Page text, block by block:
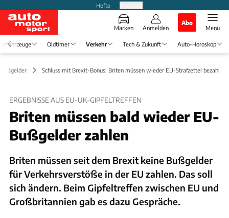
Hefte
Marken Anmelden
Abo
Menü
Oldtimer Verkehr Tech & Zukunft Auto-Horoskop
Bußgelder Schluss mit Brexit-Bonus: Briten müssen wieder EU-Strafzettel bezahlen
ERGEBNISSE AUS EU-UK-GIPFELTREFFEN
Briten müssen bald wieder EU-
Bußgelder zahlen
Briten müssen seit dem Brexit keine Bußgelder
für Verkehrsverstöße in der EU zahlen. Das soll
sich ändern. Beim Gipfeltreffen zwischen EU und
Großbritannien gab es dazu Gespräche.